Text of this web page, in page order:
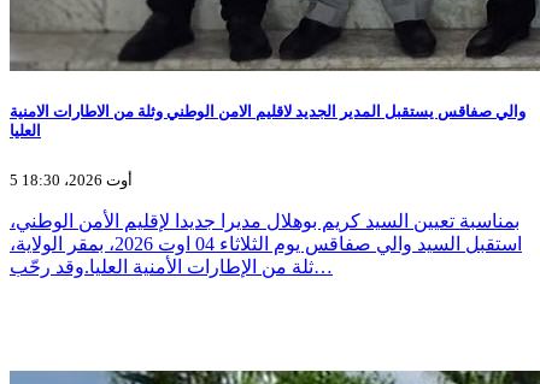
والي صفاقس يستقبل المدير الجديد لاقليم الامن الوطني وثلة من الاطارات الامنية
العليا
5 أوت 2026، 18:30
بمناسبة تعيين السيد كريم بوهلال مديرا جديدا لإقليم الأمن الوطني،
استقبل السيد والي صفاقس يوم الثلاثاء 04 اوت 2026، بمقر الولاية،
ثلة من الإطارات الأمنية العليا.وقد رحّب…